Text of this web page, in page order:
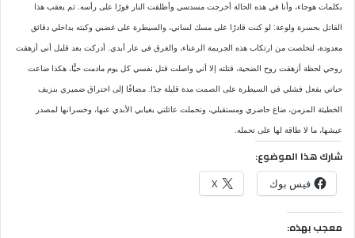
بكلمات هوجاء، وأنا في هذه الحالة أخرجت مسدسي وأطلقت النار فورًا على رأسه. ثم يعقب هذا
القاتل بحسرة ولوعة: لو كنت قادرًا على مسك لساني، والسيطرة على غضبي وكبته بداخلي دقائق
معدودة، لتخلصت من ارتكاب هذه الجريمة الرعناء، والغرق في عار أبدي. أدركت بعد قليل أني أزهقت
روحي لحظة أزهقت روح الضحية، قتلته إلا أني واصلت قتل نفسي كل يوم مادمت حيًّا، هكذا ضاعت
حياتي بفعل فشلي في السيطرة على الصمت مدة قليلة جدًا. مضافًا إلى احتراق ضميري بنزيف
الخطيئة المزمن، ضاع حاضري ومستقبلي، وتحملت عائلتي بغيابي الأبدي عنها، وخسرانها لمصدر
عيشها، ما لا طاقة لها على تحمله.
شارك هذا الموضوع:
فيس بوك X
معجب بهذه: